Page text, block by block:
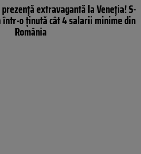
extravagantă la Veneția! S-
într-o ținută cât 4 salarii minime din
România